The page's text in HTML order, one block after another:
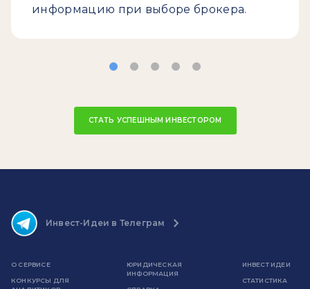
информацию при выборе брокера.
СТАТЬ УСПЕШНЫМ ИНВЕСТОРОМ
Инвест-Идеи в Телеграм
О СЕРВИСЕ
КОНКУРСЫ ДЛЯ
ЮРИДИЧЕСКАЯ
ИНФОРМАЦИЯ
ИНВЕСТ ИДЕИ
СТАТИСТИКА